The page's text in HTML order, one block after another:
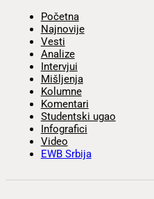
Početna
Najnovije
Vesti
Analize
Intervjui
Mišljenja
Kolumne
Komentari
Studentski ugao
Infografici
Video
EWB Srbija